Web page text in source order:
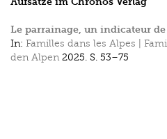
Le parrainage, un indicateur
In: Familles dans les Alpes |
den Alpen 2025. S. 53–75